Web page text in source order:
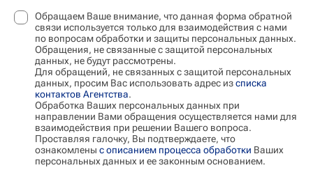
безопасности Ваших персональных данных.
Политика конфиденциальности разработана в
соответствии с требованиями нормативно–
правовых актов Российской Федерации в
области защиты персональных данных и
нормами международного права, в том числе,
но не ограничиваясь: Федерального закона от
27.07.2006 г. №152–ФЗ "О персональных
Обращаем Ваше внимание, что данная форма обратной
связи используется только для взаимодействия с нами
по вопросам обработки и защиты персональных данных.
Обращения, не связанные с защитой персональных
данных, не будут рассмотрены.
Для обращений, не связанных с защитой персональных
данных, просим Вас использовать адрес изсписка
контактов Агентства.
Обработка Ваших персональных данных при
направлении Вами обращения осуществляется нами для
взаимодействия при решении Вашего вопроса.
Проставляя галочку, Вы подтверждаете, что
ознакомлены с описанием процесса обработки Ваших
персональных данных и ее законным основанием.